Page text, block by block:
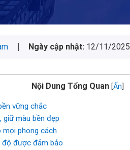
Ngày cập nhật: 12/11/2025
Nội Dung Tổng Quan [Ẩn
vững chắc
giữ màu bền đẹp
mọi phong cách
độ được đảm bảo